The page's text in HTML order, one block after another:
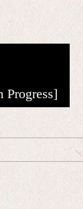
Progress]